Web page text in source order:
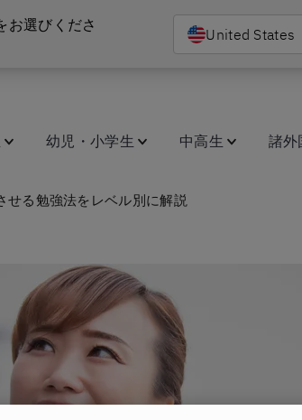
お選びくださ
United States
幼児・小学生 中高生 諸外
せる勉強法をレベル別に解説